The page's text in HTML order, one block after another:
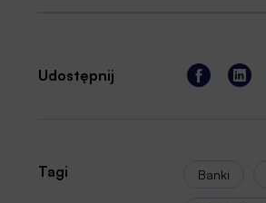
Udostępnij
Tagi Banki